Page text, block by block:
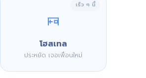
เร็ว ๆ นี้
โฮสเทล
ประหยัด เจอเพื่อนใหม่